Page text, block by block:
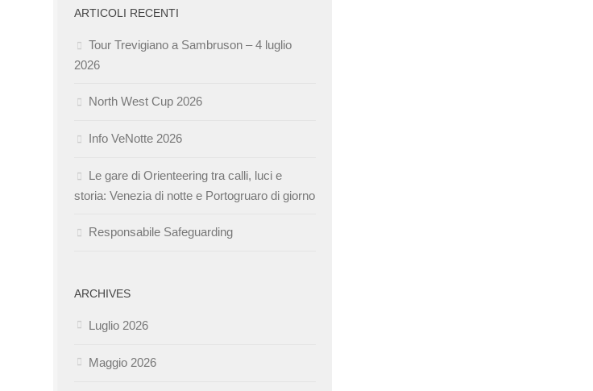
ARTICOLI RECENTI
Tour Trevigiano a Sambruson – 4 luglio
2026
North West Cup 2026
Info VeNotte 2026
Le gare di Orienteering tra calli, luci e
storia: Venezia di notte e Portogruaro di giorno
Responsabile Safeguarding
ARCHIVES
Luglio 2026
Maggio 2026